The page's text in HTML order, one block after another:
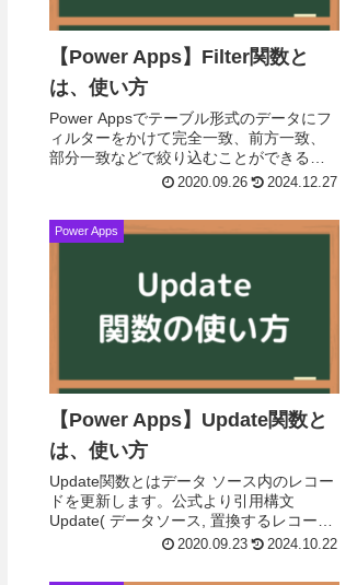
【Power Apps】Filter関数と
は、使い方
Power Appsでテーブル形式のデータにフ
ィルターをかけて完全一致、前方一致、
部分一致などで絞り込むことができる、
Filter関数の使い方について解説します。
2020.09.26 2024.12.27
Power Apps
【Power Apps】Update関数と
は、使い方
Update関数とはデータ ソース内のレコー
ドを更新します。公式より引用構文
Update( データソース, 置換するレコード,
置換後のレコード [, All ] )データソース：
2020.09.23 2024.10.22